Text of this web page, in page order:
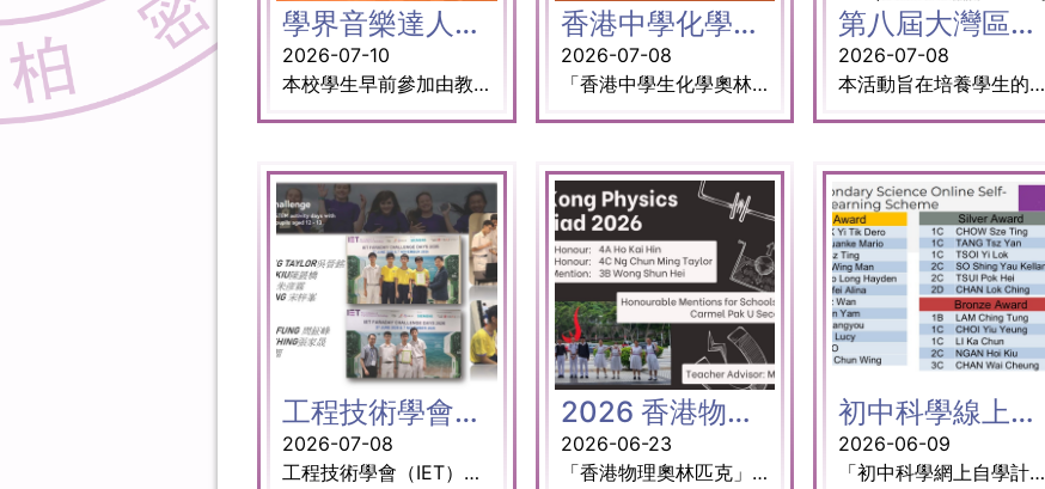
學界音樂達人大挑戰
2026-07-10
本校學生早前參加由教育局課程發展處藝術教育組及香港電台第四台合辦的「學界音樂達人大挑戰」網上初賽，榮獲「學界音樂達人獎」及「18區積極參與獎」，更連續第二年晉身決賽。 決賽暨頒獎禮已於7月8日假東九文化中心舉行。本校學生憑著豐富的美樂知識和默契，在決賽中表現卓越，最終奪得780分的高分，以225分的優勢拋離對手，一舉囊括金獎、「最佳合作獎」及「現場打氣獎」。 決賽成員如下： 3A曾凱晴、3D羅翊昕、4C吳晉銘、4C蘇家恆、5C趙胤皓 智囊團成員如下： 4A周子琪、4C陳敏政、4C賈毓鈞、4D黃晞駿、5B朱俙朗 打氣團成員如下： 3B周萬旗、3B林嘉怡、3B鄭希幔、3D溫梓皓、4A鄭綺雯、4A劉玥希、4B何絢充、4B郭展銘、4B李曉琳、4C羅亮言、4C王敏行、4D賴萌琦 決賽的精彩實況將於7月11日下午2時，於香港電台第四台《我哋都係音樂系！》節目時段內播出；電視版本則於8月30日下午3時30分，於港台電視31播映。 香港電台新聞稿：https://app3.rthk.hk/press/main.php?id=2311
香港中學化學奧林匹克
2026-07-08
「香港中學生化學奧林匹克」是由香港數理教育學會（HKASME）合辦的專題研習比賽。該比賽旨在激發學生學習化學的興趣，並透過專題研習培養學生解決問題、溝通及科學探究過程的技能。 獎項: 榮譽獎 5D 楊鍵鏘 5C莊恩樂 5D 周柏恒 5D 謝東瀚 5D 張馨悅 指導老師： 葉婉如老師 王子揚博士
第八屆大灣區數字教育STEAM卓越獎
2026-07-08
本活動旨在培養學生的創意與創新精神，並表彰年輕 STEAM 人才所付出的努力。 獎項: 金獎 (初中組-新材料與新能源) Team 1 3A杜國威 (隊長) 3A陳志立 3A徐恩熙 3A溫仲僑 3A宋家豪 銅獎 (初中組-新材料與新能源) Team 2 3B聶光佑 (隊長) 3A楊嘉懿 3C鄧雁 3D林熙媚 3D陳柏昕 指導老師： 王子揚博士 譚以諒老師
工程技術學會（IET）法拉第挑戰賽
2026-07-08
工程技術學會（IET）法拉第挑戰賽是一項年度科學、科技、工程及數學（STEM）活動日競賽。該活動採跨學科設計，內容涵蓋科學、科技、工程與數學領域的實踐動手操作活動。 獎項: 優異獎 A組 4C吳晉銘 4D陳晸橋 4D朱彦霖 4D宋梓峯 優異獎 B組 3B周鉦峰 3B張家晟 3D李以翱 指導老師： 譚浩鋒老師 王子揚博士 羅納禧老師
2026 香港物理奧林匹克
2026-06-23
「香港物理奧林匹克」由香港資優教育學苑、教育局與香港科技大學合辦，目的是推廣本地物理學教育，並爲在物理學方面具備優越潛能的學生提供增益學習的機會。除舉辦香港物理奧林匹克比賽外，香港科技大學亦為比賽中表現優異的學生提供為期約一年的物理培訓活動。在培訓中表現最為傑出的 5 名學生可獲選代表香港參加「國際物理奧林匹克」。 獎項： 一等獎：4A(09) 何啟牽 二等獎：4C(20) 吳晉銘 優異獎：3B(26) 黃淳浠 學校優異表現獎：迦密柏雨中學 指導老師：羅納禧老師
初中科學線上自學計劃2026
2026-06-09
「初中科學網上自學計劃」提供一系列與初中科學（中一至中三）課程相符的網上學習教材，每個教材均包含以興趣為導向的科學主題影片及電子測驗。 獎項 金獎： 1A 卓爾迪 1B 羅元赫 1C 劉梓廷 1C 孫穎文 1C 譚晧朗 2A 陶怡妃 2C 何紫韻 2D 林汶鑫 3B 聶光佑 3B 熊煜 3D 李以翱 3D 王俊穎 銀獎： 1C 周思廷 1C 鄧梓恩 1C 蔡懿諾 2C 蘇承佑 2C 徐博熙 2D 陳樂晴 銅獎： 1B 林靖童 1C 蔡曜陽 1C 李嘉俊 2C 顏凱翹 3C 陳煒翔